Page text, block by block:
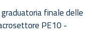
finale delle
PE10 -